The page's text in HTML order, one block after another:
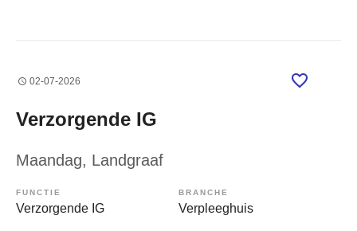
02-07-2026
Verzorgende IG
Maandag, Landgraaf
FUNCTIE
Verzorgende IG
BRANCHE
Verpleeghuis